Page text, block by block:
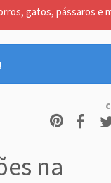
gatos, pássaros e
na